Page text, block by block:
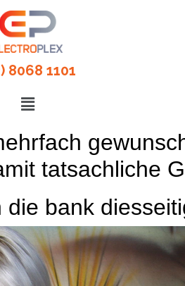
8068 1101
tatsachliche
die bank